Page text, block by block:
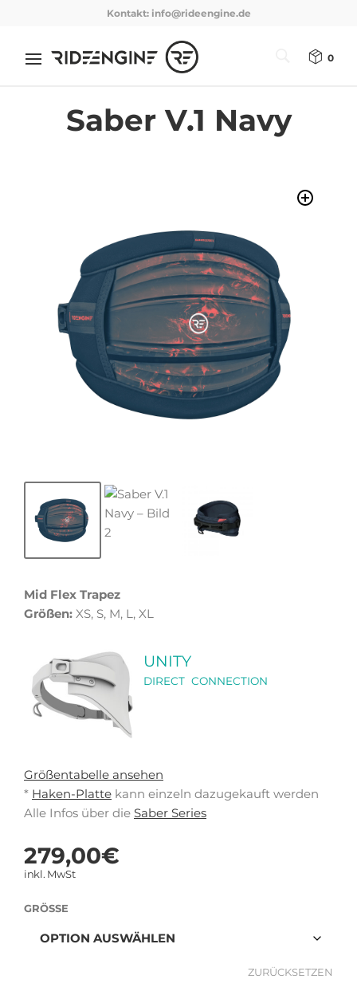
Kontakt: info@rideengine.de
0
Saber V.1 Navy
Mid Flex Trapez
Größen: XS, S, M, L, XL
UNITY
DIRECT CONNECTION
Größentabelle ansehen
* Haken-Platte kann einzeln dazugekauft werden
Alle Infos über die Saber Series
279,00€
inkl. MwSt
GRÖSSE
ZURÜCKSETZEN